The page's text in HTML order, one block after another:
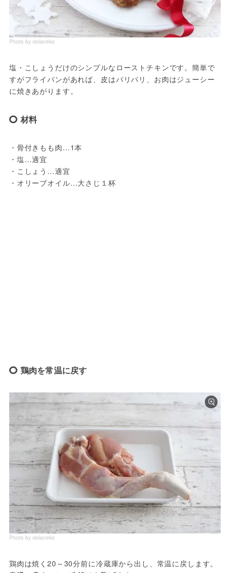
Photo by violaneko
塩・こしょうだけのシンプルなローストチキンです。簡単で
すがフライパンがあれば、皮はパリパリ、お肉はジューシー
に焼きあがります。
材料
・骨付きもも肉…1本
・塩…適宜
・こしょう…適宜
・オリーブオイル…大さじ１杯
鶏肉を常温に戻す
Photo by violaneko
鶏肉は焼く20～30分前に冷蔵庫から出し、常温に戻します。